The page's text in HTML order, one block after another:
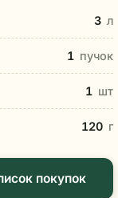
3 л
1 пучок
1 шт
120 г
покупок